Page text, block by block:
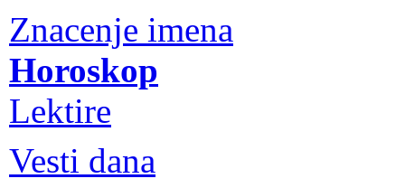
Znacenje imena
Horoskop
Lektire
Vesti dana